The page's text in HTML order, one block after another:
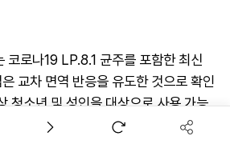
코로나19 LP.8.1 균주를 포함한 최신
교차 면역 반응을 유도한 것으로 확인
청소년 및 성인을 대상으로 사용 가능